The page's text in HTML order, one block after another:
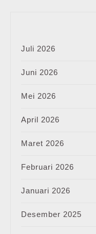
Juli 2026
Juni 2026
Mei 2026
April 2026
Maret 2026
Februari 2026
Januari 2026
Desember 2025